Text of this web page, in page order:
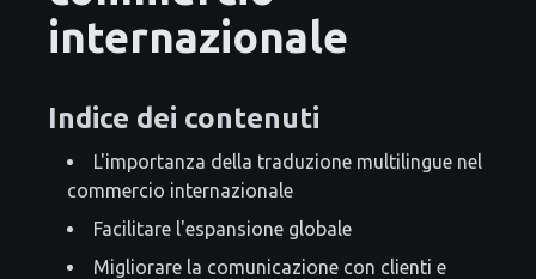
internazionale
Indice dei contenuti
L'importanza della traduzione multilingue nel
commercio internazionale
Facilitare l'espansione globale
Migliorare la comunicazione con clienti e